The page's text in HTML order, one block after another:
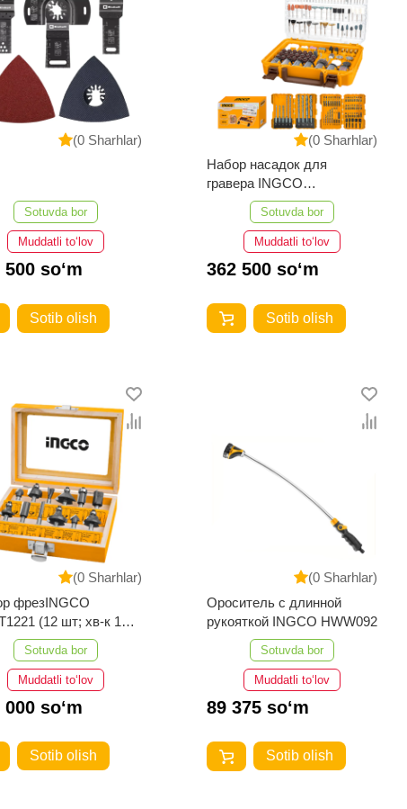
(0 Sharhlar)
Sotuvda bor
Muddatli to‘lov
500 so‘m
Sotib olish
(0 Sharhlar)
Набор насадок для
гравера INGCO
COS230331
Sotuvda bor
Muddatli to‘lov
362 500 so‘m
Sotib olish
(0 Sharhlar)
фрезINGCO
(12 шт; хв-к 12
Sotuvda bor
Muddatli to‘lov
000 so‘m
Sotib olish
(0 Sharhlar)
Ороситель с длинной
рукояткой INGCO HWW092
Sotuvda bor
Muddatli to‘lov
89 375 so‘m
Sotib olish